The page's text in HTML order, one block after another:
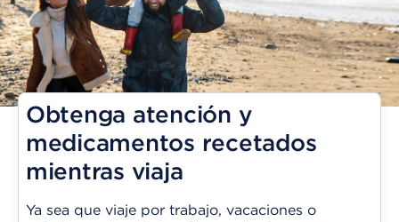
Obtenga atención y
medicamentos recetados
mientras viaja
Ya sea que viaje por trabajo, vacaciones o